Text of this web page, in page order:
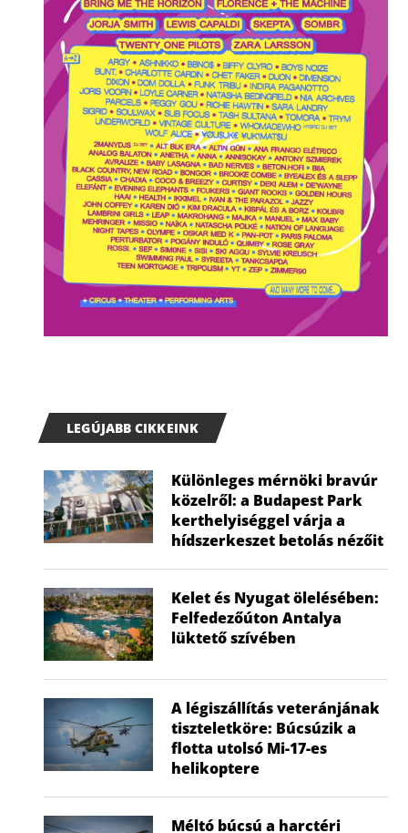
LEGÚJABB CIKKEINK
Különleges mérnöki bravúr
közelről: a Budapest Park
kerthelyiséggel várja a
hídszerkeszet betolás nézőit
Kelet és Nyugat ölelésében:
Felfedezőúton Antalya
lüktető szívében
A légiszállítás veteránjának
tiszteletköre: Búcsúzik a
flotta utolsó Mi-17-es
helikoptere
Méltó búcsú a harctéri